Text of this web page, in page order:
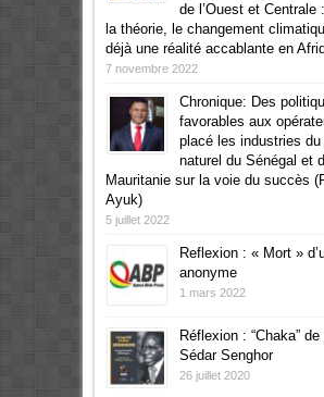
de l’Ouest et Centrale
la théorie, le changement
déjà une réalité accablante en
7 novembre 2022
Chronique: Des
favorables aux
placé les industries du
naturel du Sénégal et
Mauritanie sur la voie du succès
Ayuk)
5 juillet 2022
Reflexion : « Mort »
anonyme
1 mars 2022
Réflexion : “Chaka”
Sédar Senghor
26 juillet 2020